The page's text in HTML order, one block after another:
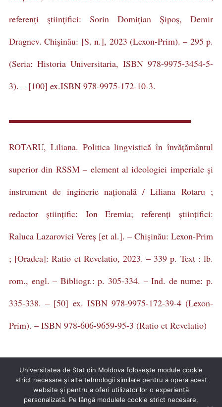
referenţi ştiinţifici: Sorin Domiţian Şipoş, Demir
Dragnev. Chişinău: [S. n.], 2023 (Lexon-Prim). – 295 p.
(Seria: Historia Universitaria, ISBN 978-9975-3454-5-
3). – [100] ex.ISBN 978-9975-172-10-3.
ROTARU, Liliana. Politica lingvistică în învățământul
superior din RSSM – element al ideologiei imperiale și
instrument de inginerie națională / Liliana Rotaru ;
redactor științific: Ion Eremia; referenți științifici:
Raluca Lazarovici Vereș [et al.]. – Chișinău: Lexon-Prim
; [Oradea]: Ratio et Revelatio, 2023. – 339 p. Text : lb.
rom., engl. – Bibliogr.: p. 305-334. – Ind. de nume: p.
335-338. – [50] ex. ISBN 978-9975-172-39-4 (Lexon-
Prim). – ISBN 978-606-9659-95-3 (Ratio et Revelatio)
Igor Șarov, Basarabia în istoriografia rusă (1812-1862),
Universitatea de Stat din Moldova folosește module cookie
strict necesare și alte tehnologii similare pentru a opera acest
website și pentru a oferi utilizatorilor o experiență
personalizată. Pe lângă modulele cookie strict necesare,